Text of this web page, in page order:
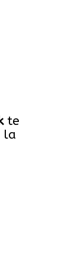
te
la